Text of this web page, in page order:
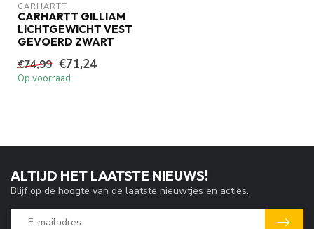
CARHARTT
CARHARTT GILLIAM
LICHTGEWICHT VEST
GEVOERD ZWART
€74,99 €71,24
Op voorraad
ALTIJD HET LAATSTE NIEUWS!
Blijf op de hoogte van de laatste nieuwtjes en acties.